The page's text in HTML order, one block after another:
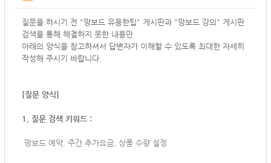
질문을 하시기 전 "망보드 유용한팁" 게시판과 "망보드 강의" 게시판
검색을 통해 해결하지 못한 내용만
아래의 양식을 참고하셔서 답변자가 이해할 수 있도록 최대한 자세히
작성해 주시기 바랍니다.
[질문 양식]
1. 질문 검색 키워드 :
망보드 예약, 주간 추가요금, 상품 수량 설정